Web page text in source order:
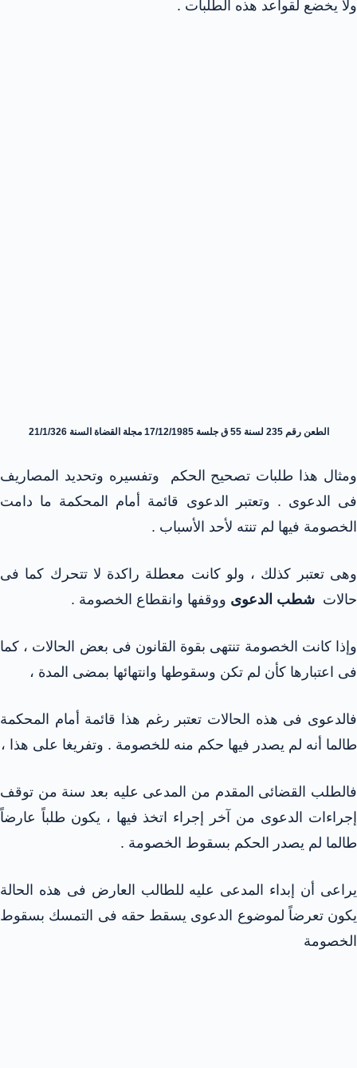
ولا يخضع لقواعد هذه الطلبات .
الطعن رقم 235 لسنة 55 ق جلسة 17/12/1985 مجلة القضاة السنة 21/1/326
ومثال هذا طلبات تصحيح الحكم وتفسيره وتحديد المصاريف
فى الدعوى . وتعتبر الدعوى قائمة أمام المحكمة ما دامت
الخصومة فيها لم تنته لأحد الأسباب .
وهى تعتبر كذلك ، ولو كانت معطلة راكدة لا تتحرك كما فى
حالات شطب الدعوى ووقفها وانقطاع الخصومة .
وإذا كانت الخصومة تنتهى بقوة القانون فى بعض الحالات ، كما
فى اعتبارها كأن لم تكن وسقوطها وانتهائها بمضى المدة ،
فالدعوى فى هذه الحالات تعتبر رغم هذا قائمة أمام المحكمة
طالما أنه لم يصدر فيها حكم منه للخصومة . وتفريغا على هذا ،
فالطلب القضائى المقدم من المدعى عليه بعد سنة من توقف
إجراءات الدعوى من آخر إجراء اتخذ فيها ، يكون طلباً عارضاً
طالما لم يصدر الحكم بسقوط الخصومة .
يراعى أن إبداء المدعى عليه للطالب العارض فى هذه الحالة
يكون تعرضاً لموضوع الدعوى يسقط حقه فى التمسك بسقوط
الخصومة